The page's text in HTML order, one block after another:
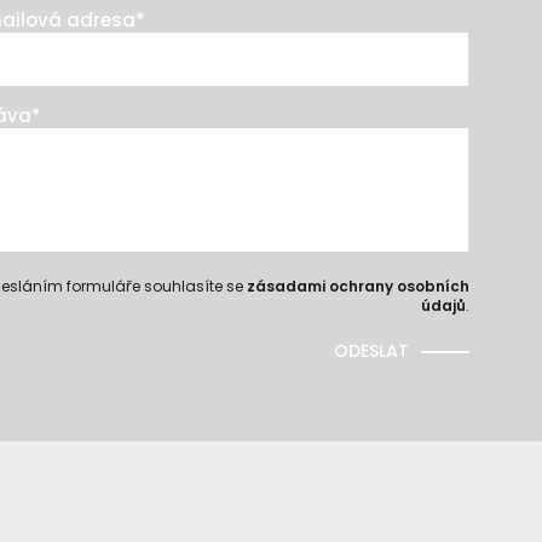
adresa*
*
formuláře souhlasíte se zásadami ochrany osobních
údajů.
ODESLAT